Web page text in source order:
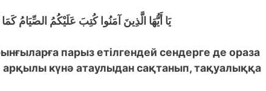
يَا أَيُّهَا الَّذِينَ آمَنُوا كُتِبَ عَلَيْكُمُ الصِّيَامُ
парыз етілгендей сендерге де ораза
арқылы күнә атаулыдан сақтанып, тақуалыққа